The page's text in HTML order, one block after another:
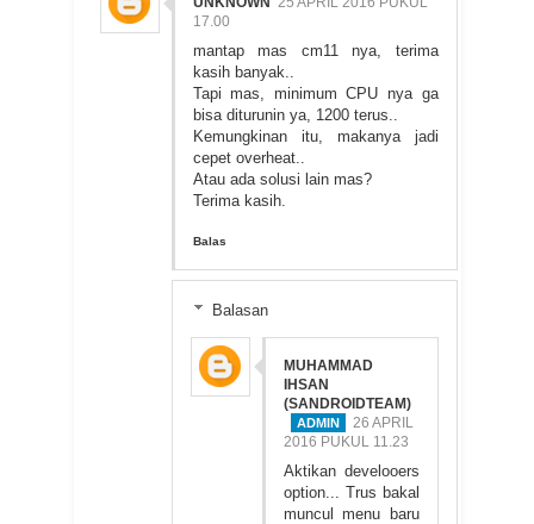
17.00
mantap mas cm11 nya, terima
kasih banyak..
Tapi mas, minimum CPU nya ga
bisa diturunin ya, 1200 terus..
Kemungkinan itu, makanya jadi
cepet overheat..
Atau ada solusi lain mas?
Terima kasih.
Balas
Balasan
MUHAMMAD
IHSAN
(SANDROIDTEAM)
26 APRIL
2016 PUKUL 11.23
Aktikan develooers
option... Trus bakal
muncul menu baru